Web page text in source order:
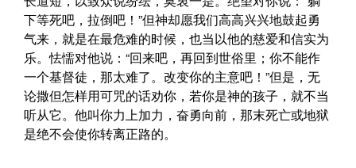
下等死吧，拉倒吧！”但神却愿我们高高兴兴地鼓起勇
气来，就是在最危难的时候，也当以他的慈爱和信实为
乐。怯懦对他说：“回来吧，再回到世俗里；你不能作
一个基督徒，那太难了。改变你的主意吧！”但是，无
论撒但怎样用可咒的话劝你，若你是神的孩子，就不当
听从它。他叫你力上加力，奋勇向前，那末死亡或地狱
是绝不会使你转离正路的。